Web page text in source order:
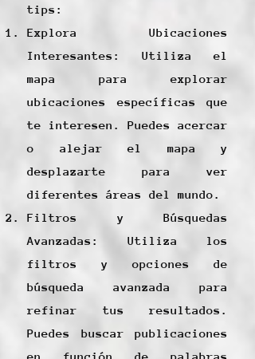
tips:
Explora Ubicaciones
Interesantes: Utiliza el
mapa para explorar
ubicaciones específicas que
te interesen. Puedes acercar
o alejar el mapa y
desplazarte para ver
diferentes áreas del mundo.
Filtros y Búsquedas
Avanzadas: Utiliza los
filtros y opciones de
búsqueda avanzada para
refinar tus resultados.
Puedes buscar publicaciones
en función de palabras